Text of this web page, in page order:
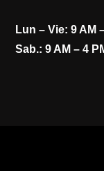
Lun – Vie: 9 AM
Sab.: 9 AM – 4